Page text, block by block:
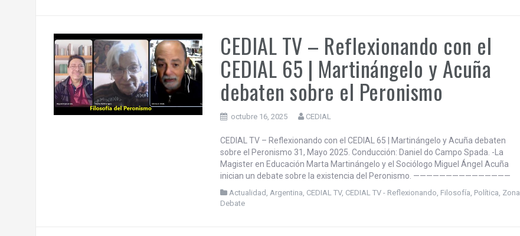
CEDIAL TV – Reflexionando con el
CEDIAL 65 | Martinángelo y Acuña
debaten sobre el Peronismo
octubre 16, 2025 CEDIAL
CEDIAL TV – Reflexionando con el CEDIAL 65 | Martinángelo y Acuña debaten
sobre el Peronismo 31, Mayo 2025. Conducción: Daniel do Campo Spada. -La
Magister en Educación Marta Martinángelo y el Sociólogo Miguel Ángel Acuña
inician un debate sobre la existencia del Peronismo. ———————————————
Actualidad Argentina CEDIAL TV, CEDIAL TV - Reflexionando Filosofía Política Zona
Debate